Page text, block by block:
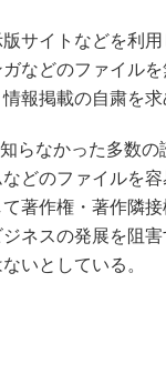
サイトなどを利用
などのファイルを
報掲載の自粛を求
らなかった多数の
どのファイルを
著作権・著作隣
ネスの発展を阻
いとしている。